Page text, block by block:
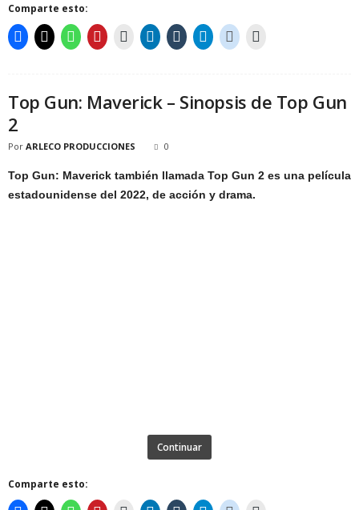
Comparte esto:
Top Gun: Maverick – Sinopsis de Top Gun
2
Por ARLECO PRODUCCIONES 0
Top Gun: Maverick también llamada Top Gun 2 es una película
estadounidense del 2022, de acción y drama.
Continuar
Comparte esto: